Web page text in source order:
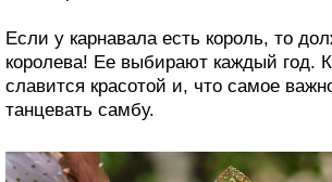
Если у карнавала есть король, то
королева! Ее выбирают каждый год.
славится красотой и, что самое
танцевать самбу.